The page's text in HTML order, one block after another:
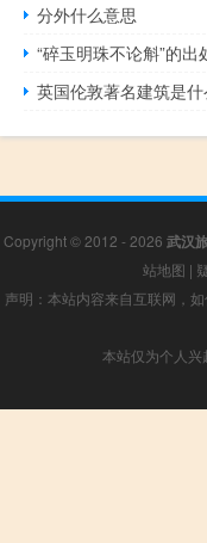
分外什么意思
“碎玉明珠不论斛”的出
英国伦敦著名建筑是什
Copyright © 2012 - 2026 武汉
站地图 |
声明：本站内容来自互联网，
本站仅为个人